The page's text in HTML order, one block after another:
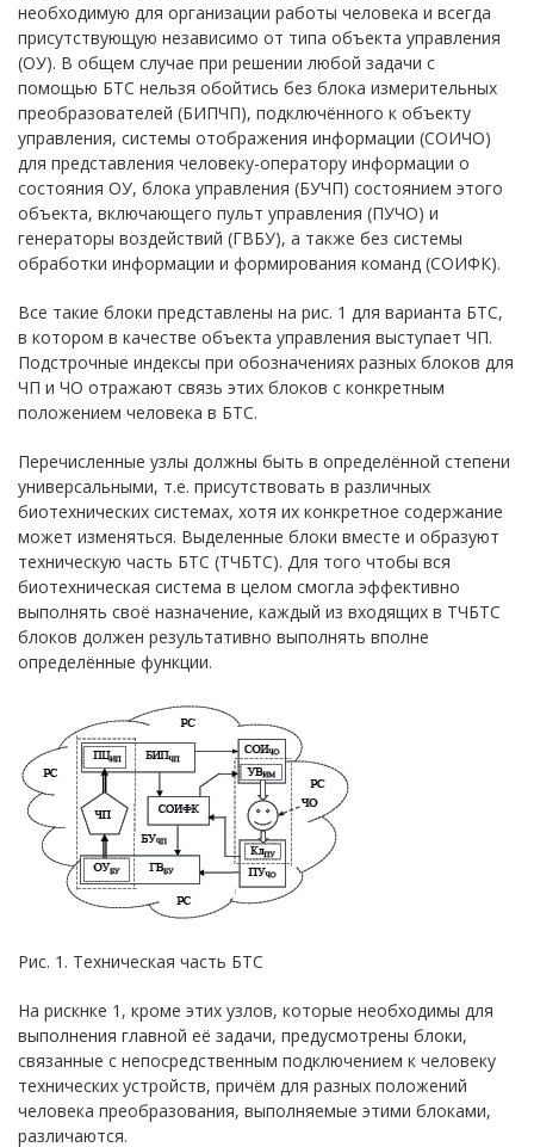
необходимую для организации работы человека и всегда
присутствующую независимо от типа объекта управления
(ОУ). В общем случае при решении любой задачи с
помощью БТС нельзя обойтись без блока измерительных
преобразователей (БИПЧП), подключённого к объекту
управления, системы отображения информации (СОИЧО)
для представления человеку-оператору информации о
состояния ОУ, блока управления (БУЧП) состоянием этого
объекта, включающего пульт управления (ПУЧО) и
генераторы воздействий (ГВБУ), а также без системы
обработки информации и формирования команд (СОИФК).
Все такие блоки представлены на рис. 1 для варианта БТС,
в котором в качестве объекта управления выступает ЧП.
Подстрочные индексы при обозначениях разных блоков для
ЧП и ЧО отражают связь этих блоков с конкретным
положением человека в БТС.
Перечисленные узлы должны быть в определённой степени
универсальными, т.е. присутствовать в различных
биотехнических системах, хотя их конкретное содержание
может изменяться. Выделенные блоки вместе и образуют
техническую часть БТС (ТЧБТС). Для того чтобы вся
биотехническая система в целом смогла эффективно
выполнять своё назначение, каждый из входящих в ТЧБТС
блоков должен результативно выполнять вполне
определённые функции.
Рис. 1. Техническая часть БТС
На рискнке 1, кроме этих узлов, которые необходимы для
выполнения главной её задачи, предусмотрены блоки,
связанные с непосредственным подключением к человеку
технических устройств, причём для разных положений
человека преобразования, выполняемые этими блоками,
различаются.